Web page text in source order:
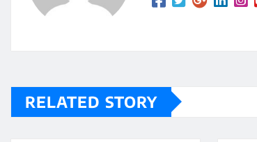
RELATED STORY